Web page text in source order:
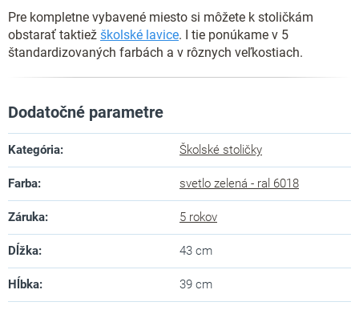
Pre kompletne vybavené miesto si môžete k stoličkám
obstarať taktiež školské lavice. I tie ponúkame v 5
štandardizovaných farbách a v rôznych veľkostiach.
Dodatočné parametre
Kategória: Školské stoličky
Farba: svetlo zelená - ral 6018
Záruka: 5 rokov
Dĺžka: 43 cm
Hĺbka: 39 cm